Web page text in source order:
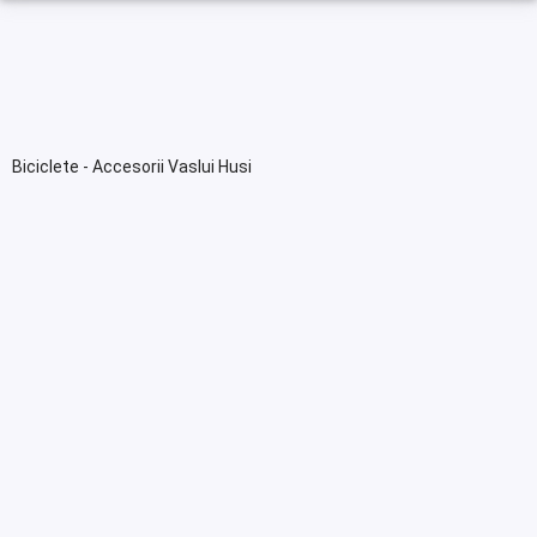
Biciclete - Accesorii Vaslui Husi